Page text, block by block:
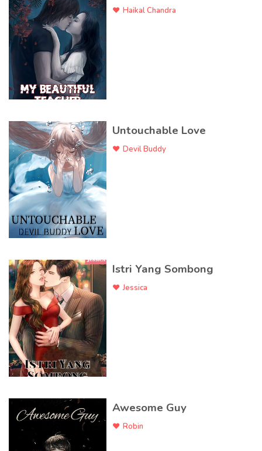
Haikal Chandra
Untouchable Love
Devil Buddy
Istri Yang Sombong
Jessica
Awesome Guy
Robin